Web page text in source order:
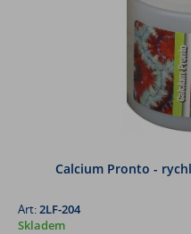
Calcium Pronto -
Art:2LF-204
Skladem